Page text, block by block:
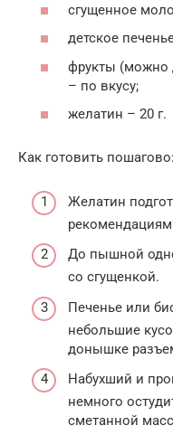
сгущенное
детское
фрукты (можно
– по вкусу;
желатин – 20 г.
Как готовить пошагово:
Желатин
До пышной
со сгущенкой.
Печенье или
небольшие
донышке
Набухший и
немного
сметанной